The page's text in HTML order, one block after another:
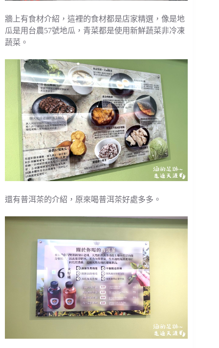
牆上有食材介紹，這裡的食材都是店家精選，像是地
瓜是用台農57號地瓜，青菜都是使用新鮮蔬菜非冷凍
蔬菜。
還有普洱茶的介紹，原來喝普洱茶好處多多。